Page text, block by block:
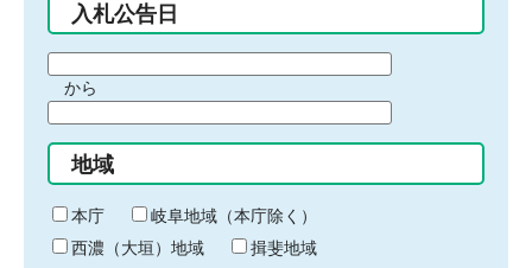
入札公告日
間
始
り
から
間
終
わ
り
地域
本庁
岐阜地域（本庁除く）
西濃（大垣）地域
揖斐地域